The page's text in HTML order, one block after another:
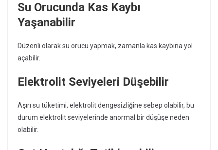
Su Orucunda Kas Kaybı
Yaşanabilir
Düzenli olarak su orucu yapmak, zamanla kas kaybına yol
açabilir.
Elektrolit Seviyeleri Düşebilir
Aşırı su tüketimi, elektrolit dengesizliğine sebep olabilir, bu
durum elektrolit seviyelerinde anormal bir düşüşe neden
olabilir.